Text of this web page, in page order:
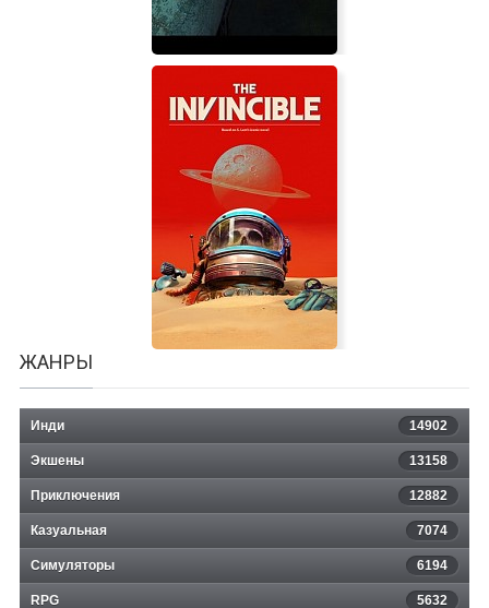
Last Half of Darkness - Society of
the Serpent Moon
ЖАНРЫ
Инди 14902
Экшены 13158
Приключения 12882
Казуальная 7074
Симуляторы 6194
RPG 5632